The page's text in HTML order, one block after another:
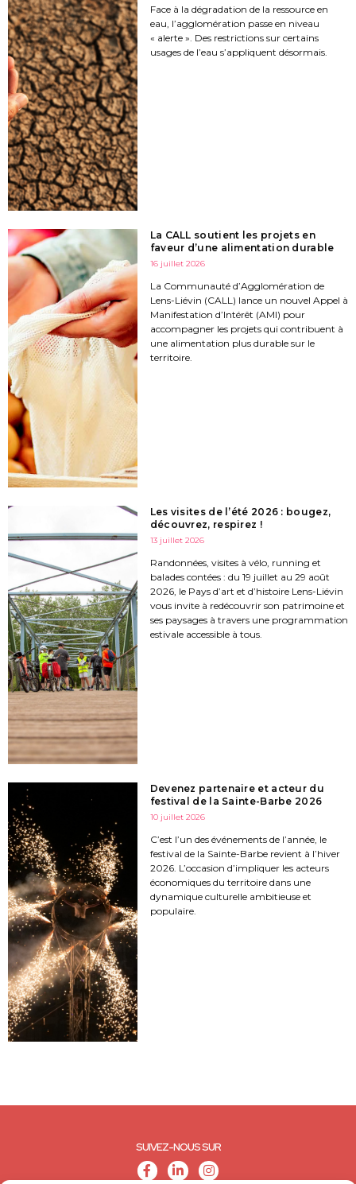
Face à la dégradation de la ressource en
eau, l’agglomération passe en niveau
« alerte ». Des restrictions sur certains
usages de l’eau s’appliquent désormais.
La CALL soutient les projets en
faveur d’une alimentation durable
16 juillet 2026
La Communauté d’Agglomération de
Lens-Liévin (CALL) lance un nouvel Appel à
Manifestation d’Intérêt (AMI) pour
accompagner les projets qui contribuent à
une alimentation plus durable sur le
territoire.
Les visites de l’été 2026 : bougez,
découvrez, respirez !
13 juillet 2026
Randonnées, visites à vélo, running et
balades contées : du 19 juillet au 29 août
2026, le Pays d’art et d’histoire Lens-Liévin
vous invite à redécouvrir son patrimoine et
ses paysages à travers une programmation
estivale accessible à tous.
Devenez partenaire et acteur du
festival de la Sainte-Barbe 2026
10 juillet 2026
C’est l’un des événements de l’année, le
festival de la Sainte-Barbe revient à l’hiver
2026. L’occasion d’impliquer les acteurs
économiques du territoire dans une
dynamique culturelle ambitieuse et
populaire.
SUIVEZ-NOUS SUR